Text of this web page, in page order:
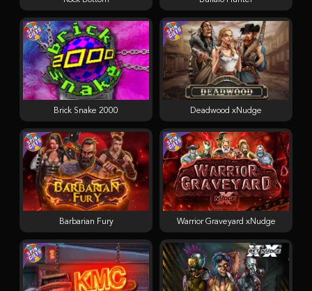
Brick Snake 2000
Warrior Graveyard xNudge
Barbarian Fury
Deadwood xNudge